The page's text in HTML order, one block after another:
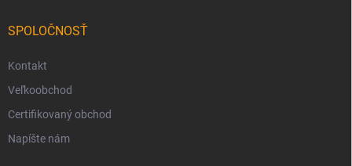
SPOLOČNOSŤ
Kontakt
Veľkoobchod
Certifikovaný obchod
Napíšte nám